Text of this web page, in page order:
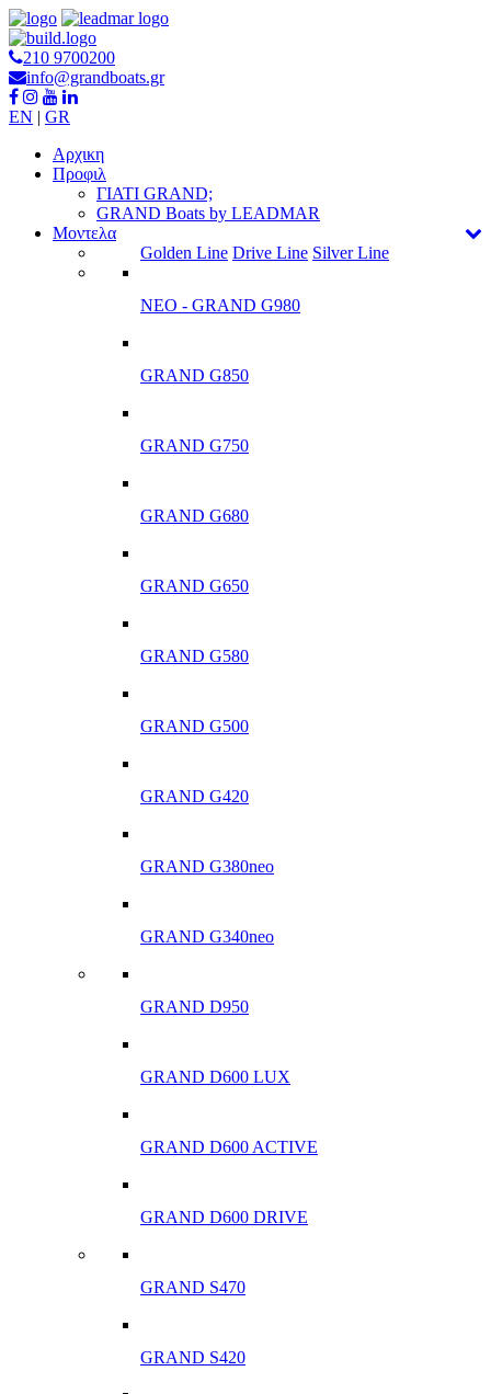
210 9700200
info@grandboats.gr
EN | GR
Αρχικη
Προφιλ
ΓΙΑΤΙ GRAND;
GRAND Boats by LEADMAR
Μοντελα
Golden Line Drive Line Silver Line
ΝΕΟ - GRAND G980
GRAND G850
GRAND G750
GRAND G680
GRAND G650
GRAND G580
GRAND G500
GRAND G420
GRAND G380neo
GRAND G340neo
GRAND D950
GRAND D600 LUX
GRAND D600 ACTIVE
GRAND D600 DRIVE
GRAND S470
GRAND S420